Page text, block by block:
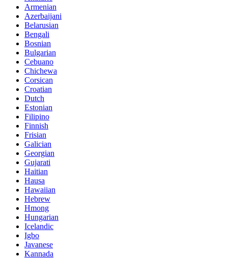
Armenian
Azerbaijani
Belarusian
Bengali
Bosnian
Bulgarian
Cebuano
Chichewa
Corsican
Croatian
Dutch
Estonian
Filipino
Finnish
Frisian
Galician
Georgian
Gujarati
Haitian
Hausa
Hawaiian
Hebrew
Hmong
Hungarian
Icelandic
Igbo
Javanese
Kannada